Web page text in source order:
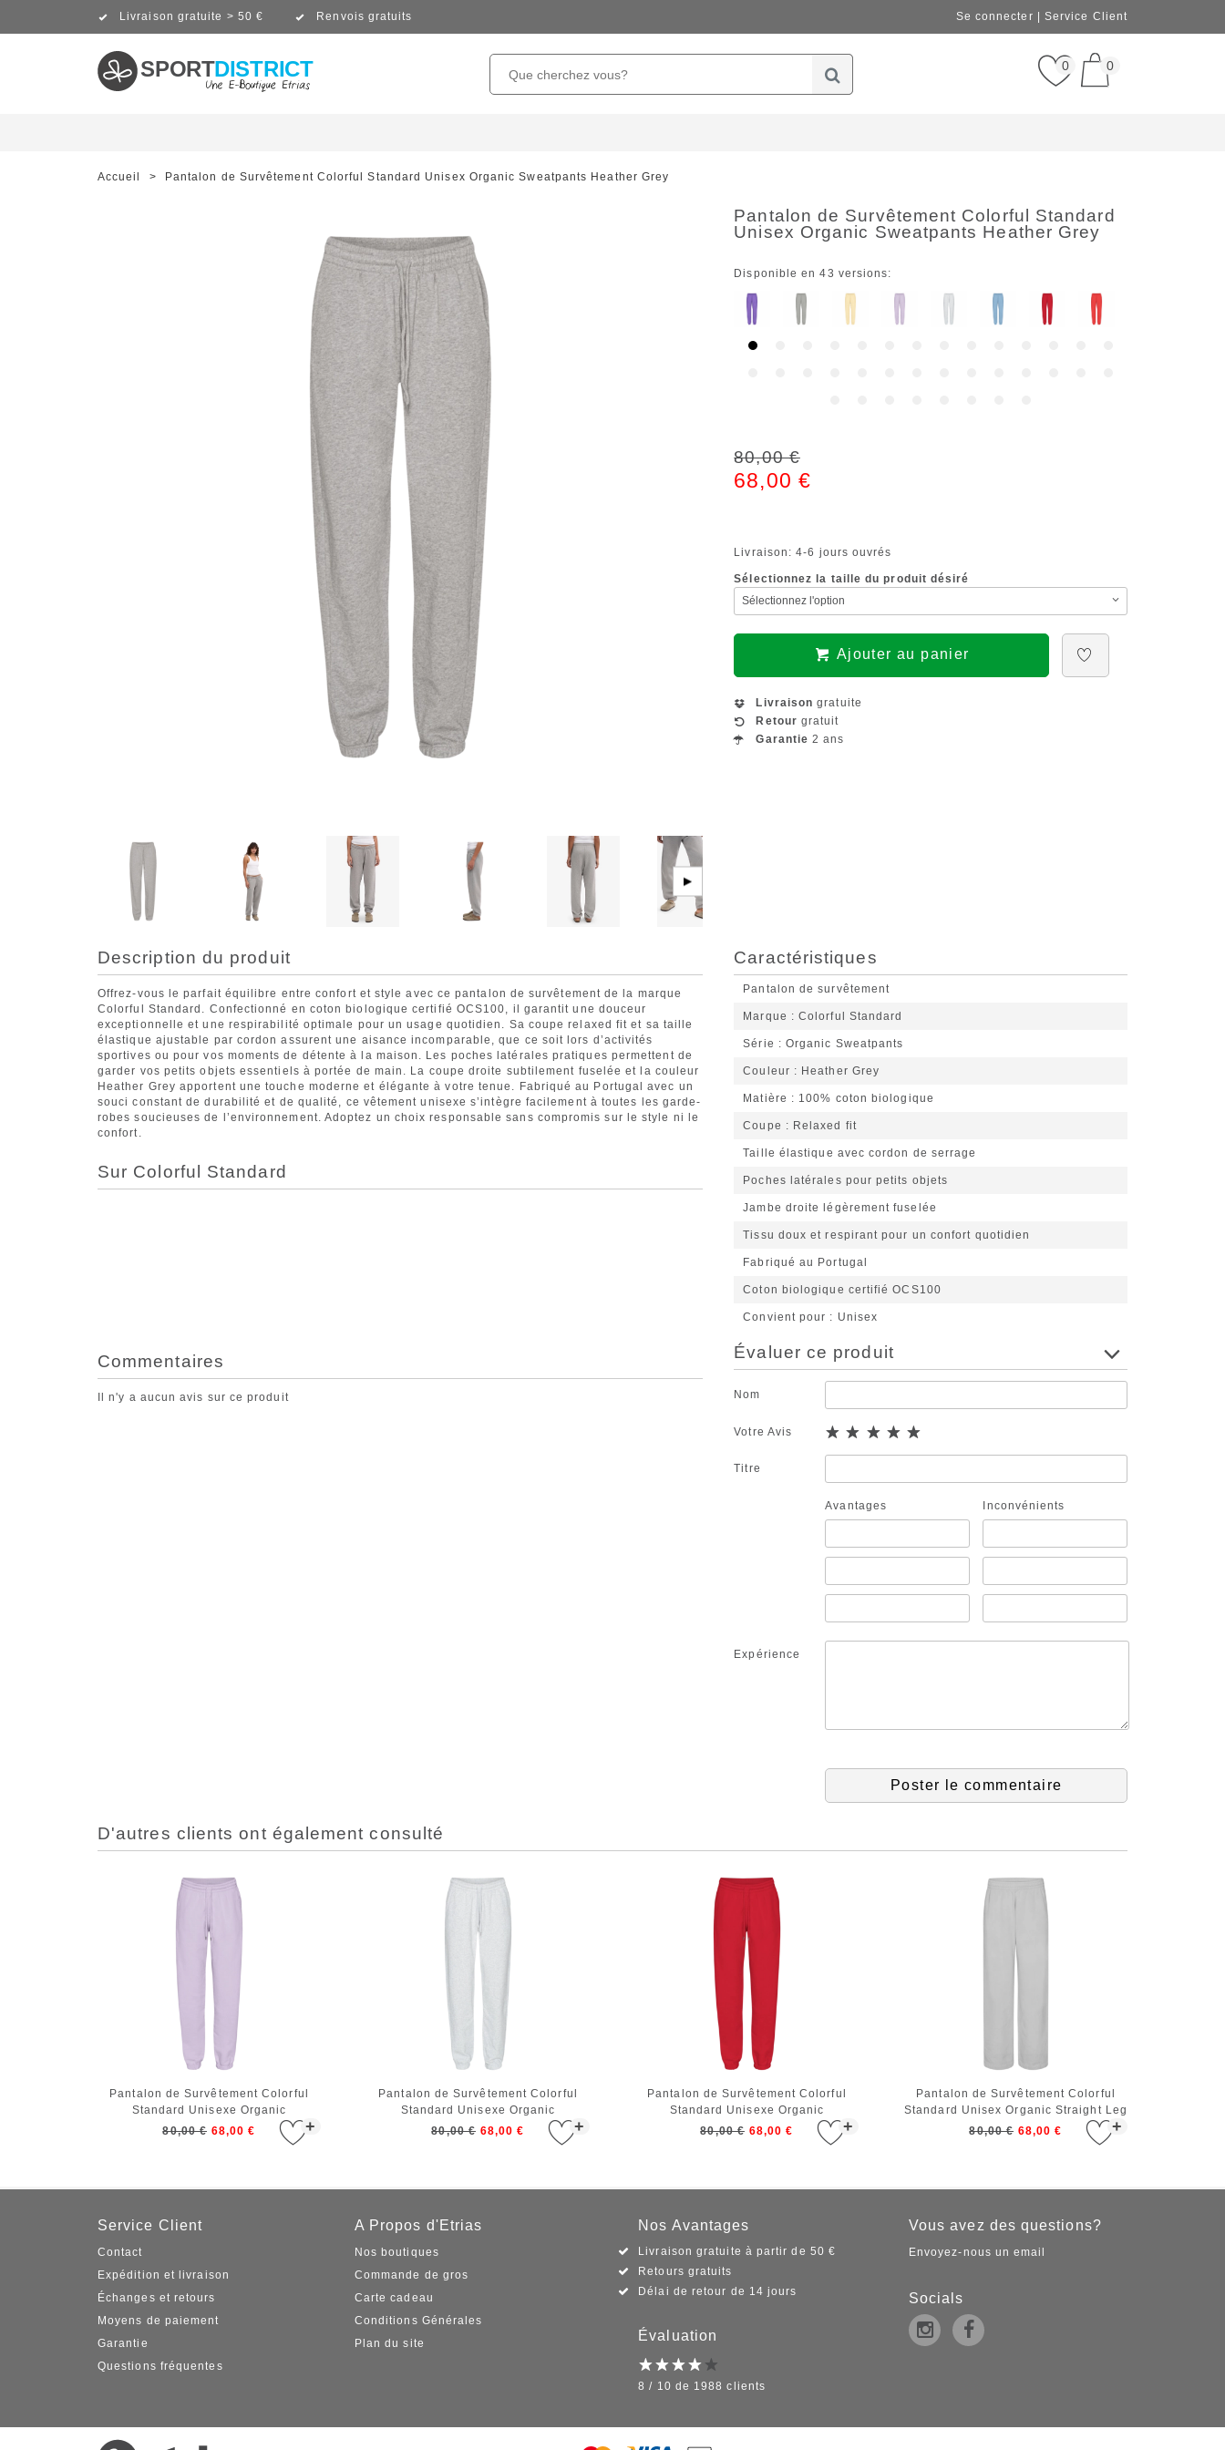
Livraison gratuite > 50 € Renvois gratuits Se connecter Service Client
SPORTDISTRICT 0 0
Accueil > Pantalon de Survêtement Colorful Standard Unisex Organic Sweatpants Heather Grey
▶
Pantalon de Survêtement Colorful Standard
Unisex Organic Sweatpants Heather Grey
Disponible en 43 versions:
80,00 €
68,00 €
Livraison: 4-6 jours ouvrés
Sélectionnez la taille du produit désiré
Ajouter au panier
Livraison gratuite
Retour gratuit
Garantie 2 ans
Description du produit
Offrez-vous le parfait équilibre entre confort et style avec ce pantalon de survêtement de la marque
Colorful Standard. Confectionné en coton biologique certifié OCS100, il garantit une douceur
exceptionnelle et une respirabilité optimale pour un usage quotidien. Sa coupe relaxed fit et sa taille
élastique ajustable par cordon assurent une aisance incomparable, que ce soit lors d’activités
sportives ou pour vos moments de détente à la maison. Les poches latérales pratiques permettent de
garder vos petits objets essentiels à portée de main. La coupe droite subtilement fuselée et la couleur
Heather Grey apportent une touche moderne et élégante à votre tenue. Fabriqué au Portugal avec un
souci constant de durabilité et de qualité, ce vêtement unisexe s’intègre facilement à toutes les garde-
robes soucieuses de l’environnement. Adoptez un choix responsable sans compromis sur le style ni le
confort.
Sur Colorful Standard
Caractéristiques
Pantalon de survêtement
Marque Colorful Standard
Série Organic Sweatpants
Couleur Heather Grey
Matière 100% coton biologique
Coupe Relaxed fit
Taille élastique avec cordon de serrage
Poches latérales pour petits objets
Jambe droite légèrement fuselée
Tissu doux et respirant pour un confort quotidien
Fabriqué au Portugal
Coton biologique certifié OCS100
Convient pour Unisex
Commentaires
Il n'y a aucun avis sur ce produit
Évaluer ce produit
Nom
Votre Avis
Titre
Avantages Inconvénients
Expérience
Poster le commentaire
D'autres clients ont également consulté
+
Pantalon de Survêtement Colorful
Standard Unisexe Organic
Sweatpants Soft Lavender
80,00 € 68,00 € +
Pantalon de Survêtement Colorful
Standard Unisexe Organic
Sweatpants Snow Melange
80,00 € 68,00 € +
Pantalon de Survêtement Colorful
Standard Unisexe Organic
Sweatpants Scarlet Red
80,00 € 68,00 € +
Pantalon de Survêtement Colorful
Standard Unisex Organic Straight Leg
Sweatpants Faded Grey
80,00 € 68,00 €
Service Client
Contact
Expédition et livraison
Échanges et retours
Moyens de paiement
Garantie
Questions fréquentes
A Propos d'Etrias
Nos boutiques
Commande de gros
Carte cadeau
Conditions Générales
Plan du site
Nos Avantages
Livraison gratuite à partir de 50 €
Retours gratuits
Délai de retour de 14 jours
Évaluation
8 / 10 de 1988 clients
Vous avez des questions?
Envoyez-nous un email
Socials